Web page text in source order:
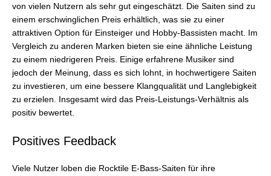
von vielen Nutzern als sehr gut eingeschätzt. Die Saiten sind zu
einem erschwinglichen Preis erhältlich, was sie zu einer
attraktiven Option für Einsteiger und Hobby-Bassisten macht. Im
Vergleich zu anderen Marken bieten sie eine ähnliche Leistung
zu einem niedrigeren Preis. Einige erfahrene Musiker sind
jedoch der Meinung, dass es sich lohnt, in hochwertigere Saiten
zu investieren, um eine bessere Klangqualität und Langlebigkeit
zu erzielen. Insgesamt wird das Preis-Leistungs-Verhältnis als
positiv bewertet.
Positives Feedback
Viele Nutzer loben die Rocktile E-Bass-Saiten für ihre